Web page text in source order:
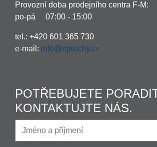
Provozní doba prodejního centra F-M:
po-pá 07:00 - 15:00
tel.: +420 601 365 730
e-mail: info@eplechy.cz
POTŘEBUJETE
KONTAKTUJTE NÁS.